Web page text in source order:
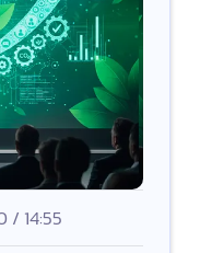
/ 14:55